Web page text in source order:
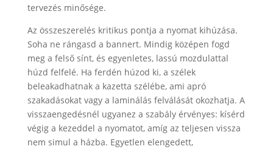
tervezés minősége.
Az összeszerelés kritikus pontja a nyomat kihúzása.
Soha ne rángasd a bannert. Mindig középen fogd
meg a felső sínt, és egyenletes, lassú mozdulattal
húzd felfelé. Ha ferdén húzod ki, a szélek
beleakadhatnak a kazetta szélébe, ami apró
szakadásokat vagy a laminálás felválását okozhatja. A
visszaengedésnél ugyanez a szabály érvényes: kísérd
végig a kezeddel a nyomatot, amíg az teljesen vissza
nem simul a házba. Egyetlen elengedett,